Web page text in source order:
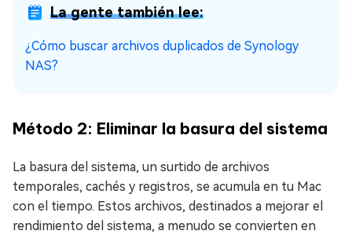
La gente también lee:
¿Cómo buscar archivos duplicados de Synology
NAS?
Método 2: Eliminar la basura del sistema
La basura del sistema, un surtido de archivos
temporales, cachés y registros, se acumula en tu Mac
con el tiempo. Estos archivos, destinados a mejorar el
rendimiento del sistema, a menudo se convierten en